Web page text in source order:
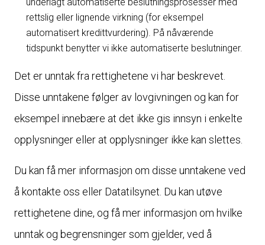
rettslig eller lignende virkning (for eksempel
automatisert kredittvurdering). På nåværende
tidspunkt benytter vi ikke automatiserte beslutninger.
Det er unntak fra rettighetene vi har beskrevet.
Disse unntakene følger av lovgivningen og kan for
eksempel innebære at det ikke gis innsyn i enkelte
opplysninger eller at opplysninger ikke kan slettes.
Du kan få mer informasjon om disse unntakene ved
å kontakte oss eller Datatilsynet. Du kan utøve
rettighetene dine, og få mer informasjon om hvilke
unntak og begrensninger som gjelder, ved å